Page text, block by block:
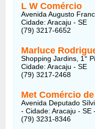
L W Comércio
Avenida Augusto
Cidade: Aracaju - SE
(79) 3217-6652
Marluce
Shopping Jardins, 1°
Cidade: Aracaju - SE
(79) 3217-2468
Met Comércio
Avenida Deputado
- Cidade: Aracaju - SE
(79) 3231-8346